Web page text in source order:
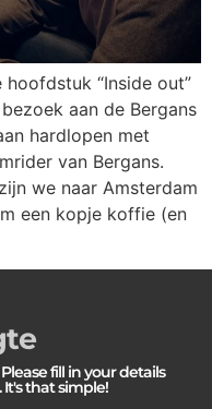
“Inside out”
aan de Bergans
hardlopen met
van Bergans.
we naar Amsterdam
een kopje koffie (en
fill in your details
that simple!